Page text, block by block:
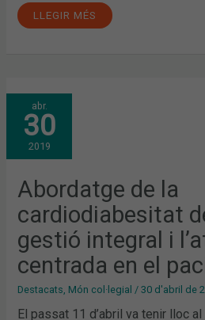
LLEGIR MÉS
abr.
30
2019
Abordatge de la
cardiodiabesitat
gestió integral i
centrada en el
Destacats Món col·legial /30 d'abril de
El passat 11 d’abril va tenir lloc
ABORDATGE
DE
LA
CARDIODIABESITAT
DES
DE
LA
INTEGRAL
L’ATENCIÓ
CENTRADA
EN
PACIENT